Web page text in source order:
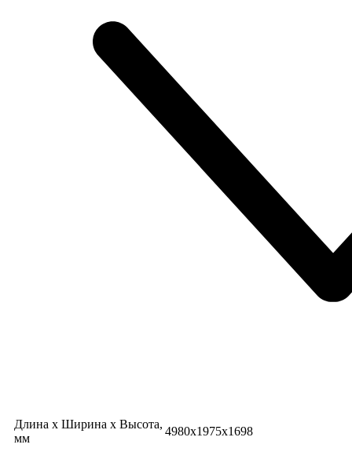
Длина х Ширина х Высота,
мм
4980х1975х1698